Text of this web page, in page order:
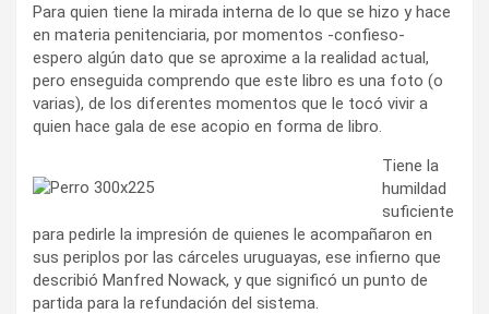
Para quien tiene la mirada interna de lo que se hizo y hace
en materia penitenciaria, por momentos -confieso-
espero algún dato que se aproxime a la realidad actual,
pero enseguida comprendo que este libro es una foto (o
varias), de los diferentes momentos que le tocó vivir a
quien hace gala de ese acopio en forma de libro.
Tiene la
humildad
suficiente
para pedirle la impresión de quienes le acompañaron en
sus periplos por las cárceles uruguayas, ese infierno que
describió Manfred Nowack, y que significó un punto de
partida para la refundación del sistema.